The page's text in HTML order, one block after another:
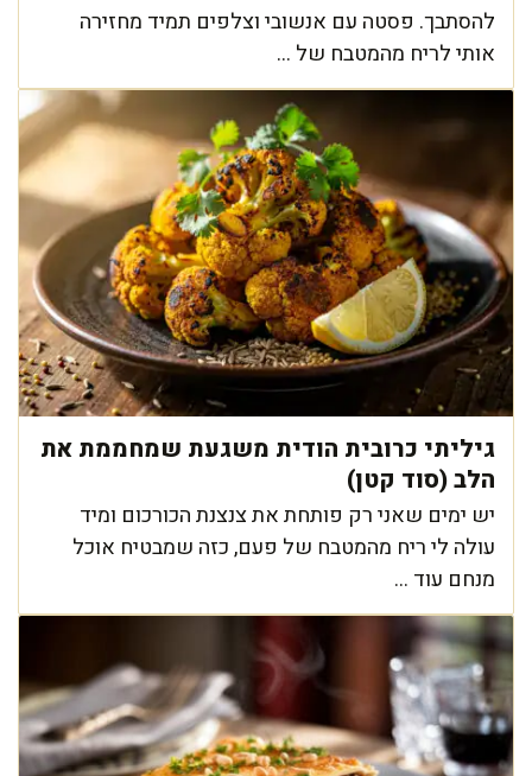
להסתבך. פסטה עם אנשובי וצלפים תמיד מחזירה
אותי לריח מהמטבח של ...
גיליתי כרובית הודית משגעת שמחממת את
הלב (סוד קטן)
יש ימים שאני רק פותחת את צנצנת הכורכום ומיד
עולה לי ריח מהמטבח של פעם, כזה שמבטיח אוכל
מנחם עוד ...